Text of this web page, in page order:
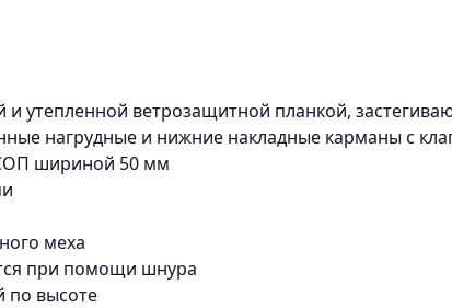
и утепленной ветрозащитной планкой,
нагрудные и нижние накладные карманы с
шириной 50 мм
меха
при помощи шнура
по высоте